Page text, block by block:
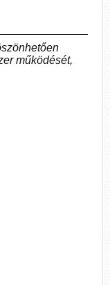
működését,